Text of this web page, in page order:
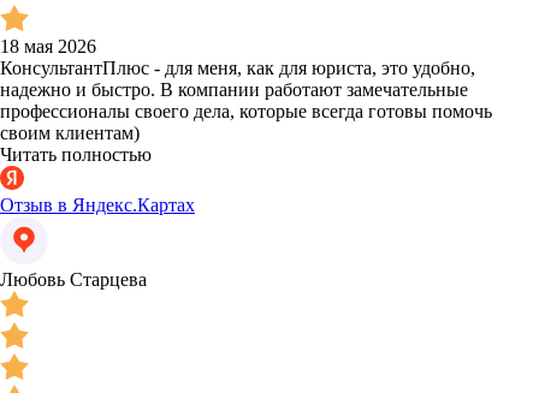
18 мая 2026
КонсультантПлюс - для меня, как для юриста, это удобно,
надежно и быстро. В компании работают замечательные
профессионалы своего дела, которые всегда готовы помочь
своим клиентам)
Читать полностью
Отзыв в Яндекс.Картах
Любовь Старцева